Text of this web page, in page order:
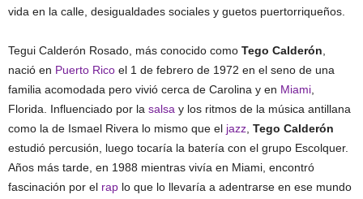
vida en la calle, desigualdades sociales y guetos puertorriqueños.
Tegui Calderón Rosado, más conocido como Tego Calderón
nació en Puerto Rico el 1 de febrero de 1972 en el seno de una
familia acomodada pero vivió cerca de Carolina y en Miami
Florida. Influenciado por la salsa y los ritmos de la música antillana
como la de Ismael Rivera lo mismo que el jazz Tego Calderón
estudió percusión, luego tocaría la batería con el grupo Escolquer.
Años más tarde, en 1988 mientras vivía en Miami, encontró
fascinación por el rap lo que lo llevaría a adentrarse en ese mundo